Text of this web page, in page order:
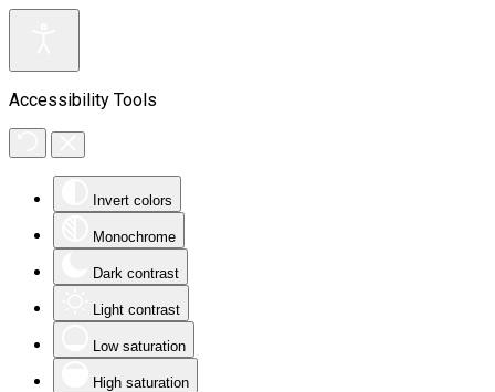
Accessibility Tools
Invert colors
Monochrome
Dark contrast
Light contrast
Low saturation
High saturation